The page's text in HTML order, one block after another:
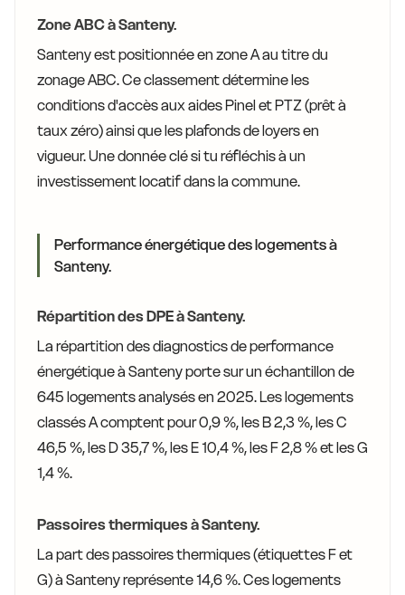
Zone ABC à Santeny.
Santeny est positionnée en zone A au titre du
zonage ABC. Ce classement détermine les
conditions d'accès aux aides Pinel et PTZ (prêt à
taux zéro) ainsi que les plafonds de loyers en
vigueur. Une donnée clé si tu réfléchis à un
investissement locatif dans la commune.
Performance énergétique des logements à
Santeny.
Répartition des DPE à Santeny.
La répartition des diagnostics de performance
énergétique à Santeny porte sur un échantillon de
645 logements analysés en 2025. Les logements
classés A comptent pour 0,9 %, les B 2,3 %, les C
46,5 %, les D 35,7 %, les E 10,4 %, les F 2,8 % et les G
1,4 %.
Passoires thermiques à Santeny.
La part des passoires thermiques (étiquettes F et
G) à Santeny représente 14,6 %. Ces logements